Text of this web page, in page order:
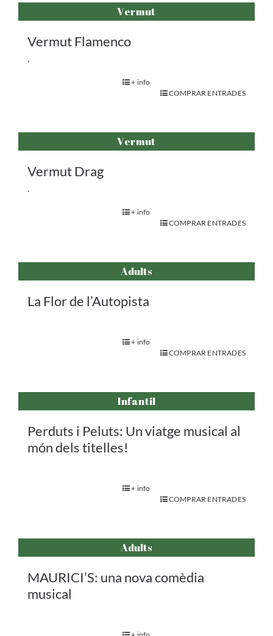
Vermut
Vermut Flamenco
.
+ info
COMPRAR ENTRADES
Vermut
Vermut Drag
.
+ info
COMPRAR ENTRADES
Adults
La Flor de l’Autopista
+ info
COMPRAR ENTRADES
Infantil
Perduts i Peluts: Un viatge musical al
món dels titelles!
+ info
COMPRAR ENTRADES
Adults
MAURICI’S: una nova comèdia
musical